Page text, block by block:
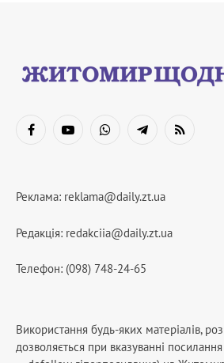
FacebookYouTubeWhatsAppTelegramRSS
Реклама: reklama@daily.zt.ua
Редакція: redakciia@daily.zt.ua
Телефон: (098) 748-24-65
Використання будь-яких матеріалів,
дозволяється при вказуванні